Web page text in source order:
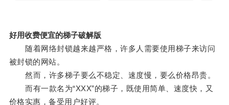
好用收费便宜的梯子破解版
随着网络封锁越来越严格，许多人需要使用梯子来访问
被封锁的网站。
然而，许多梯子要么不稳定、速度慢，要么价格昂贵。
而有一款名为“XXX”的梯子，既使用简单、速度快，又
价格实惠，备受用户好评。